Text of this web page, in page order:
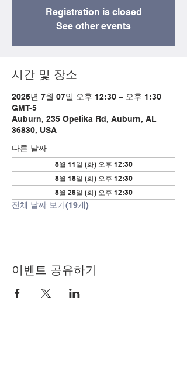
Registration is closed
See other events
시간 및 장소
2026년 7월 07일 오후 12:30 – 오후 1:30
GMT-5
Auburn, 235 Opelika Rd, Auburn, AL
36830, USA
다른 날짜
8월 11일 (화) 오후 12:30
8월 18일 (화) 오후 12:30
8월 25일 (화) 오후 12:30
전체 날짜 보기(19개)
이벤트 공유하기